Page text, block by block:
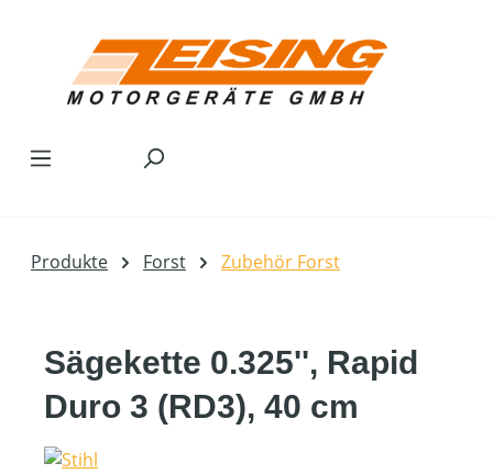
Produkte Forst Zubehör Forst
Sägekette 0.325'', Rapid
Duro 3 (RD3), 40 cm